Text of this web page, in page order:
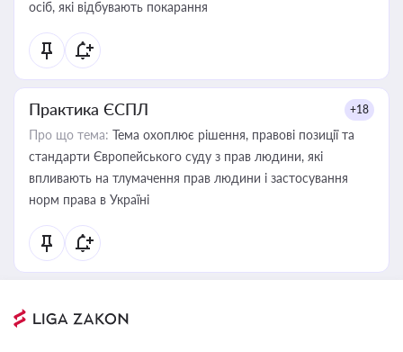
осіб, які відбувають покарання
Практика ЄСПЛ +18
Про що тема: Тема охоплює рішення, правові позиції та
стандарти Європейського суду з прав людини, які
впливають на тлумачення прав людини і застосування
норм права в Україні